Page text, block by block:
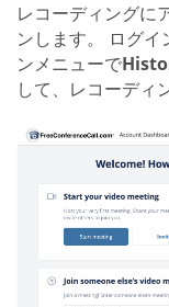
レコーディングに
ンします。 ログ
ンメニューで
して、レコーディ